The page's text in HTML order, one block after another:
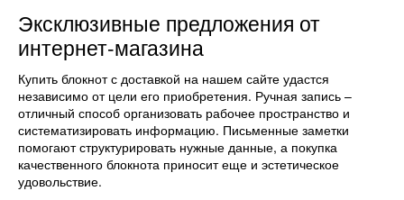
Эксклюзивные предложения от
интернет-магазина
Купить блокнот с доставкой на нашем сайте удастся
независимо от цели его приобретения. Ручная запись –
отличный способ организовать рабочее пространство и
систематизировать информацию. Письменные заметки
помогают структурировать нужные данные, а покупка
качественного блокнота приносит еще и эстетическое
удовольствие.